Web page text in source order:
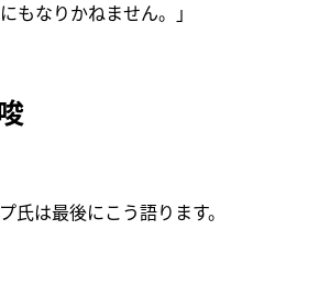
もなりかねません。」
氏は最後にこう語ります。